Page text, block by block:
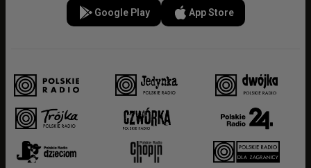
Google Play App Store